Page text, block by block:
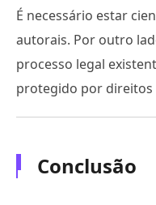
É necessário estar
autorais. Por outro
processo legal
protegido por direitos
Conclusão